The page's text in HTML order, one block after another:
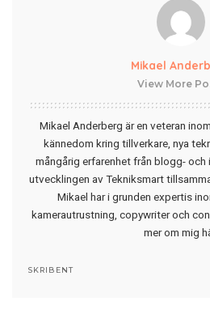
Mikael
View More
Mikael Anderberg är en veteran
kännedom kring tillverkare, nya
mångårig erfarenhet från blogg-
utvecklingen av Tekniksmart
Mikael har i grunden expertis
kamerautrustning, copywriter och
mer om mig
SKRIBENT